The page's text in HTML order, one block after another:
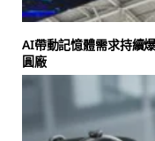
AI帶動記憶體需求持續
圓廠